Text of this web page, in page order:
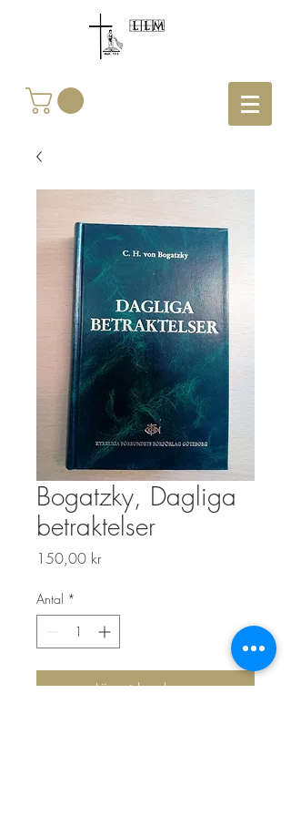
Bogatzky, Dagliga
betraktelser
150,00 krPris
Antal *
Lägg i kundvagn